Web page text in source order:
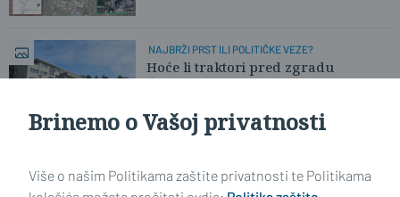
NAJBRŽI PRST ILI POLITIČKE VEZE?
Hoće li traktori pred zgradu
Brinemo o Vašoj privatnosti
Više o našim Politikama zaštite privatnosti te Politikama